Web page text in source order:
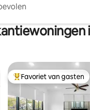
Topfavoriet van gasten
Favoriet van gasten